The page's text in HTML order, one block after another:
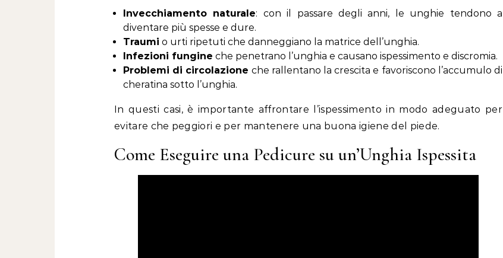
Invecchiamento naturale: con il passare degli anni, le unghie tendono a
diventare più spesse e dure.
Traumi o urti ripetuti che danneggiano la matrice dell’unghia.
Infezioni fungine che penetrano l’unghia e causano ispessimento e discromia.
Problemi di circolazione che rallentano la crescita e favoriscono l’accumulo di
cheratina sotto l’unghia.
In questi casi, è importante affrontare l’ispessimento in modo adeguato per
evitare che peggiori e per mantenere una buona igiene del piede.
Come Eseguire una Pedicure su un’Unghia Ispessita